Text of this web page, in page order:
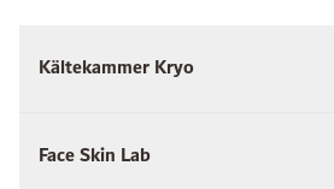
Kältekammer Kryo
Face Skin Lab